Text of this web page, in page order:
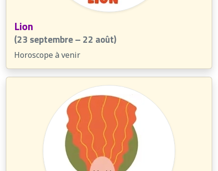
Lion
(23 septembre – 22 août)
Horoscope à venir